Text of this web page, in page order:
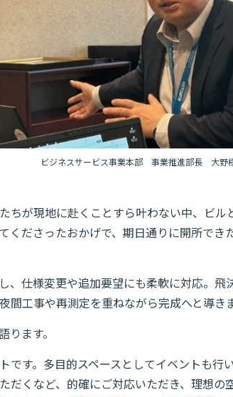
ビジネスサービス事業本部 事業推進部長 大野
ちが現地に赴くことすら叶わない中、ビ
くださったおかげで、期日通りに開所で
仕様変更や追加要望にも柔軟に対応。飛
工事や再測定を重ねながら完成へと導き
ます。
です。多目的スペースとしてイベントも
だくなど、的確にご対応いただき、理想